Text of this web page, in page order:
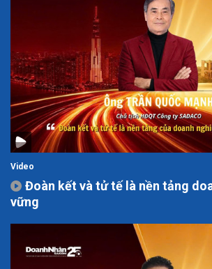
Video
Đoàn kết và tử tế là nền tảng
vững